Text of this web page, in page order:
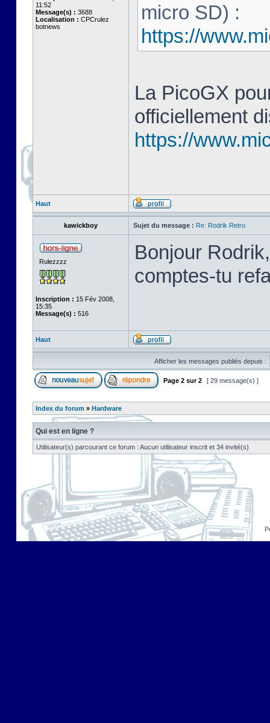
11:52
Message(s) : 3688
Localisation : CPCrulez
botnews
micro SD) :
https://
La PicoGX
officiellement
https://
Haut
kawickboy Sujet du message : Re: Rodrik Retro
Rulezzzz
Inscription : 15 Fév 2008,
15:35
Message(s) : 516
Bonjour
comptes-tu
Haut
Afficher les messages publiés depuis :
Page 2 sur2 [ 29 message(s) ]
Index du forum » Hardware
Qui est en ligne ?
Utilisateur(s) parcourant ce forum : Aucun utilisateur inscrit et 34 invité(s)